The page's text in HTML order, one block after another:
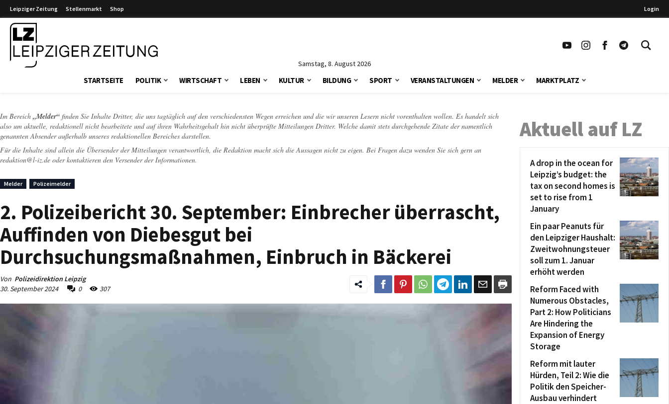
Leipziger Zeitung Stellenmarkt Shop Login
Samstag, 8. August 2026
STARTSEITE POLITIK WIRTSCHAFT LEBEN KULTUR BILDUNG SPORT VERANSTALTUNGEN MELDER MARKTPLATZ
Im Bereich „Melder“ finden Sie Inhalte Dritter, die uns tagtäglich auf den verschiedensten Wegen erreichen und die wir unseren Lesern nicht vorenthalten wollen. Es handelt sich
also um aktuelle, redaktionell nicht bearbeitete und auf ihren Wahrheitsgehalt hin nicht überprüfte Mitteilungen Dritter. Welche damit stets durchgehende Zitate der namentlich
genannten Absender außerhalb unseres redaktionellen Bereiches darstellen.
Für die Inhalte sind allein die Übersender der Mitteilungen verantwortlich, die Redaktion macht sich die Aussagen nicht zu eigen. Bei Fragen dazu wenden Sie sich gern an
redaktion@l-iz.de oder kontaktieren den Versender der Informationen.
Melder Polizeimelder
2. Polizeibericht 30. September: Einbrecher überrascht,
Auffinden von Diebesgut bei
Durchsuchungsmaßnahmen, Einbruch in Bäckerei
Von Polizeidirektion Leipzig
30. September 2024
0 307
Aktuell auf LZ
A drop in the ocean for
Leipzig’s budget: the
tax on second homes is
set to rise from 1
January
Ein paar Peanuts für
den Leipziger Haushalt:
Zweitwohnungsteuer
soll zum 1. Januar
erhöht werden
Reform Faced with
Numerous Obstacles,
Part 2: How Politicians
Are Hindering the
Expansion of Energy
Storage
Reform mit lauter
Hürden, Teil 2: Wie die
Politik den Speicher-
Ausbau verhindert